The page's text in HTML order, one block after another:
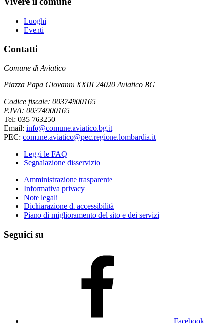
Luoghi
Eventi
Contatti
Comune di Aviatico
Piazza Papa Giovanni XXIII 24020 Aviatico BG
Codice fiscale: 00374900165
P.IVA: 00374900165
Tel: 035 763250
Email: info@comune.aviatico.bg.it
PEC: comune.aviatico@pec.regione.lombardia.it
Leggi le FAQ
Segnalazione disservizio
Amministrazione trasparente
Informativa privacy
Note legali
Dichiarazione di accessibilità
Piano di miglioramento del sito e dei servizi
Seguici su
Facebook